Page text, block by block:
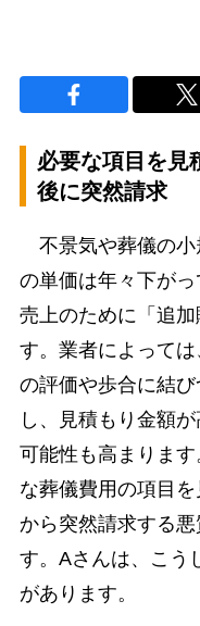
必要な項目を見
後に突然請求
不景気や葬儀の小
の単価は年々下がっ
売上のために「追
す。業者によって
の評価や歩合に結
し、見積もり金額
可能性も高まりま
な葬儀費用の項目
から突然請求する
す。Aさんは、こう
があります。